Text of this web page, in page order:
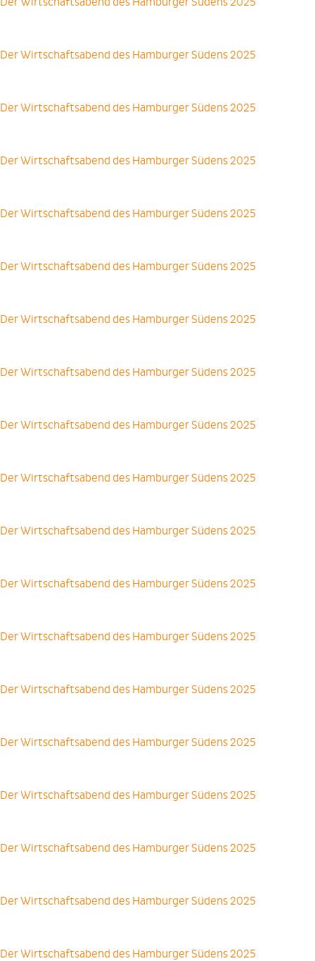
Der Wirtschaftsabend des Hamburger Südens 2025
Der Wirtschaftsabend des Hamburger Südens 2025
Der Wirtschaftsabend des Hamburger Südens 2025
Der Wirtschaftsabend des Hamburger Südens 2025
Der Wirtschaftsabend des Hamburger Südens 2025
Der Wirtschaftsabend des Hamburger Südens 2025
Der Wirtschaftsabend des Hamburger Südens 2025
Der Wirtschaftsabend des Hamburger Südens 2025
Der Wirtschaftsabend des Hamburger Südens 2025
Der Wirtschaftsabend des Hamburger Südens 2025
Der Wirtschaftsabend des Hamburger Südens 2025
Der Wirtschaftsabend des Hamburger Südens 2025
Der Wirtschaftsabend des Hamburger Südens 2025
Der Wirtschaftsabend des Hamburger Südens 2025
Der Wirtschaftsabend des Hamburger Südens 2025
Der Wirtschaftsabend des Hamburger Südens 2025
Der Wirtschaftsabend des Hamburger Südens 2025
Der Wirtschaftsabend des Hamburger Südens 2025